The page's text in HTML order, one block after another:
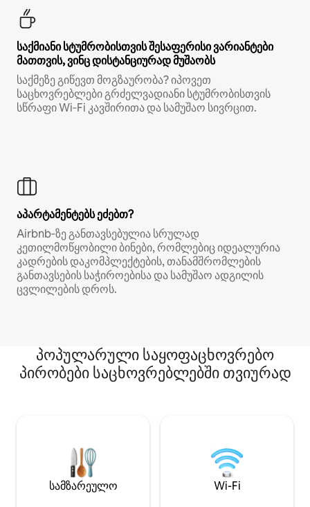
საქმიანი სტუმრობისთვის შესაფერისი ვარიანტები
მათთვის, ვინც დისტანციურად მუშაობს
საქმეზე გიწევთ მოგზაურობა? იპოვეთ
საცხოვრებლები გრძელვადიანი სტუმრობისთვის
სწრაფი Wi‑Fi კავშირითა და სამუშაო სივრცით.
აპარტამენტებს ეძებთ?
Airbnb‑ზე განთავსებულია სრულად
კეთილმოწყობილი ბინები, რომლებიც იდეალურია
კადრების დაკომპლექტების, თანამშრომლების
განთავსების საჭიროებისა და სამუშაო ადგილის
ცვლილების დროს.
პოპულარული საყოფაცხოვრებო
პირობები საცხოვრებლებში თვიურად
სამზარეულო Wi-Fi